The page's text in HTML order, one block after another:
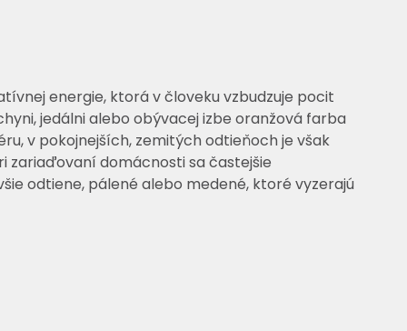
energie, ktorá v človeku vzbudzuje pocit
jedálni alebo obývacej izbe oranžová farba
v pokojnejších, zemitých odtieňoch je však
zariaďovaní domácnosti sa častejšie
odtiene, pálené alebo medené, ktoré vyzerajú